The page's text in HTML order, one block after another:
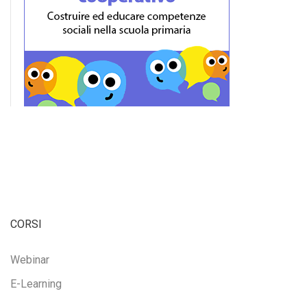
CORSI
Webinar
E-Learning